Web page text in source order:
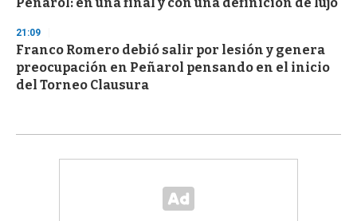
21:09
Franco Romero debió salir por lesión y genera
preocupación en Peñarol pensando en el inicio
del Torneo Clausura